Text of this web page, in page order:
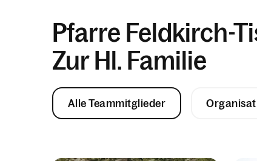
Pfarre Feldkirch-
Zur Hl. Familie
Alle Teammitglieder